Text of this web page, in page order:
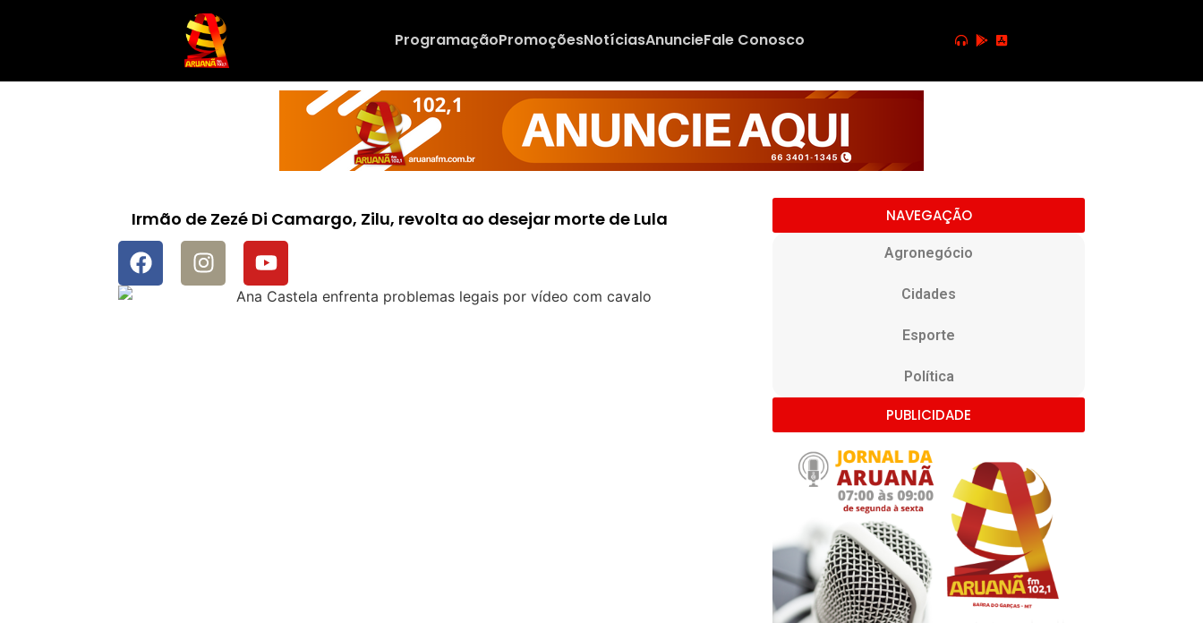
ProgramaçãoPromoçõesNotíciasAnuncieFale Conosco
Irmão de Zezé Di Camargo, Zilu, revolta ao desejar morte de Lula NAVEGAÇÃO
Agronegócio
Cidades
Esporte
Política
PUBLICIDADE